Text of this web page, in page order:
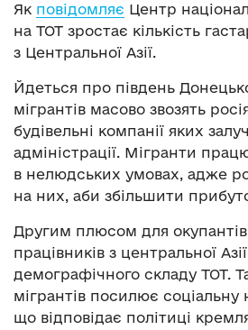
Як повідомляє Центр
на ТОТ зростає кількість
з Центральної Азії.
Йдеться про південь
мігрантів масово звозять
будівельні компанії яких
адміністрації. Мігранти
в нелюдських умовах, адже
на них, аби збільшити
Другим плюсом для окупантів
працівників з центральної
демографічного складу ТОТ.
мігрантів посилює соціальну
що відповідає політиці